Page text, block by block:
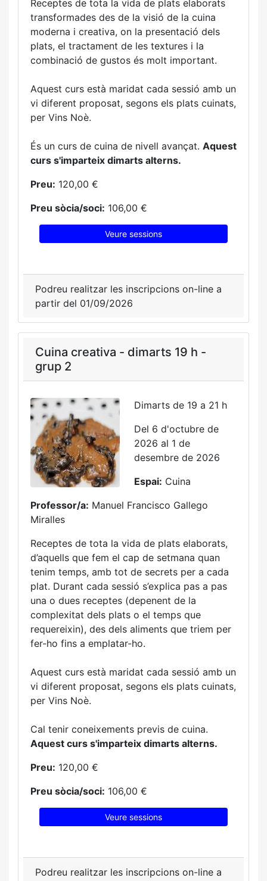
Receptes de tota la vida de plats elaborats
transformades des de la visió de la cuina
moderna i creativa, on la presentació dels
plats, el tractament de les textures i la
combinació de gustos és molt important.
Aquest curs està maridat cada sessió amb un
vi diferent proposat, segons els plats cuinats,
per Vins Noè.
És un curs de cuina de nivell avançat. Aquest
curs s'imparteix dimarts alterns.
Preu: 120,00 €
Preu sòcia/soci: 106,00 €
Veure sessions
Podreu realitzar les inscripcions on-line a
partir del 01/09/2026
Cuina creativa - dimarts 19 h -
grup 2
Dimarts de 19 a 21 h
Del 6 d'octubre de
2026 al 1 de
desembre de 2026
Espai: Cuina
Professor/a: Manuel Francisco Gallego
Miralles
Receptes de tota la vida de plats elaborats,
d’aquells que fem el cap de setmana quan
tenim temps, amb tot de secrets per a cada
plat. Durant cada sessió s’explica pas a pas
una o dues receptes (depenent de la
complexitat dels plats o el temps que
requereixin), des dels aliments que triem per
fer-ho fins a emplatar-ho.
Aquest curs està maridat cada sessió amb un
vi diferent proposat, segons els plats cuinats,
per Vins Noè.
Cal tenir coneixements previs de cuina.
Aquest curs s'imparteix dimarts alterns.
Preu: 120,00 €
Preu sòcia/soci: 106,00 €
Veure sessions
Podreu realitzar les inscripcions on-line a